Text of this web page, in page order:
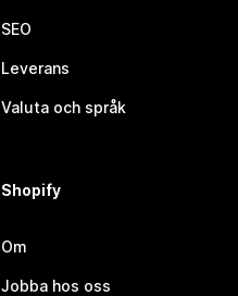
SEO
Leverans
Valuta och språk
Shopify
Om
Jobba hos oss